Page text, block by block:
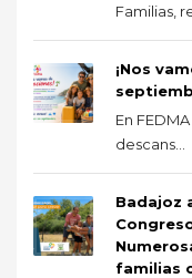
Familias,
¡Nos
En
descans...
Badajoz
familias